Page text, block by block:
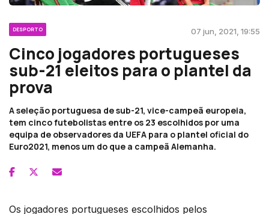
DESPORTO 07 jun, 2021, 19:55
Cinco jogadores portugueses
sub-21 eleitos para o plantel da
prova
A seleção portuguesa de sub-21, vice-campeã europeia,
tem cinco futebolistas entre os 23 escolhidos por uma
equipa de observadores da UEFA para o plantel oficial do
Euro2021, menos um do que a campeã Alemanha.
Os jogadores portugueses escolhidos pelos